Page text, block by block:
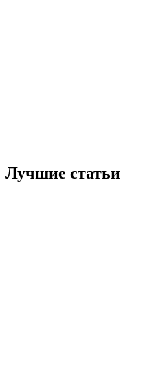
Лучшие статьи